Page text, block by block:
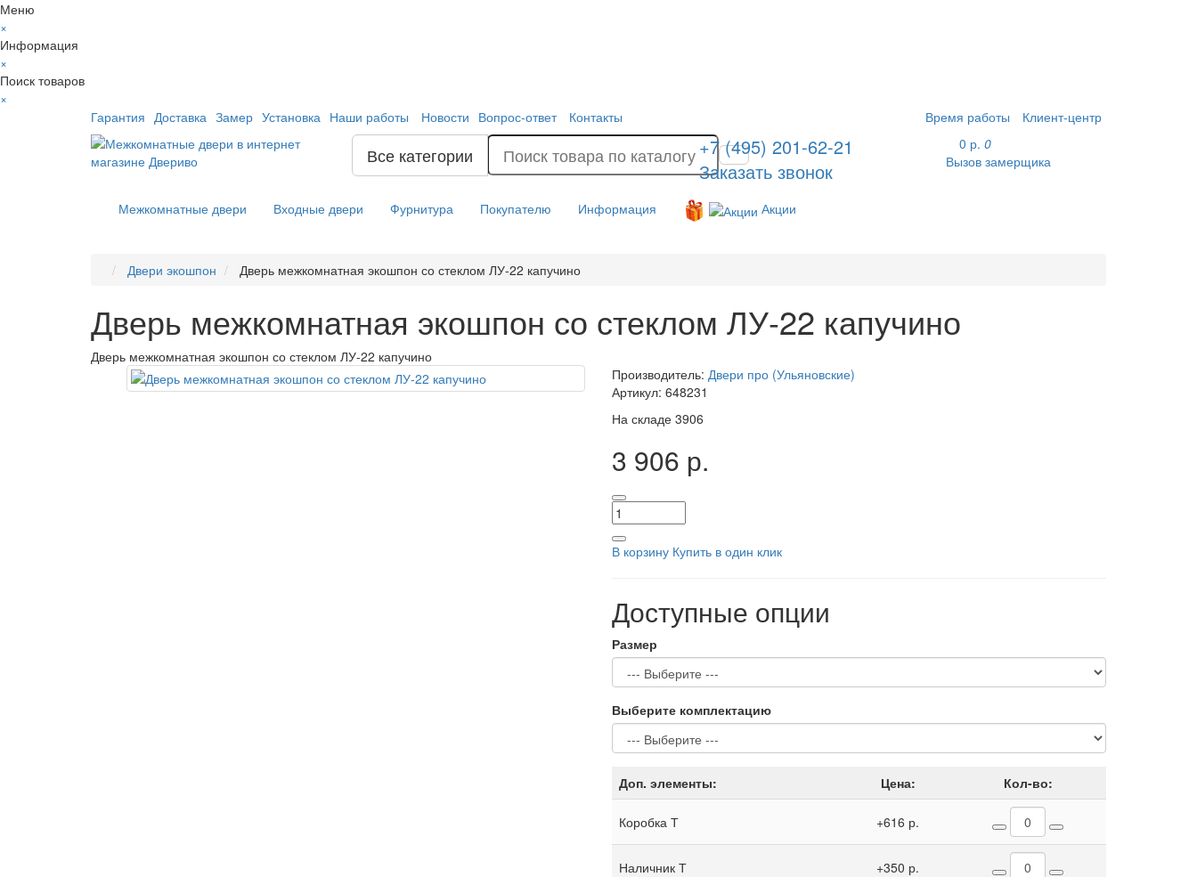
Меню
×
Информация
×
Поиск товаров
×
Гарантия Доставка Замер Установка Наши работы Новости Вопрос-ответ Контакты Время работы Клиент-центр
Все категории
+7 (495) 201-62-21
Заказать звонок
0 р. 0
Вызов замерщика
Межкомнатные двери Входные двери Фурнитура Покупателю Информация Акции
Двери экошпон Дверь межкомнатная экошпон со стеклом ЛУ-22 капучино
Дверь межкомнатная экошпон со стеклом ЛУ-22 капучино
Дверь межкомнатная экошпон со стеклом ЛУ-22 капучино
Производитель: Двери про (Ульяновские)
Артикул: 648231
На складе 3906
3 906 р.
В корзину Купить в один клик
Доступные опции
Размер
Выберите комплектацию
Доп. элементы: Цена: Кол-во:
Коробка Т +616 р.
Наличник Т +350 р.